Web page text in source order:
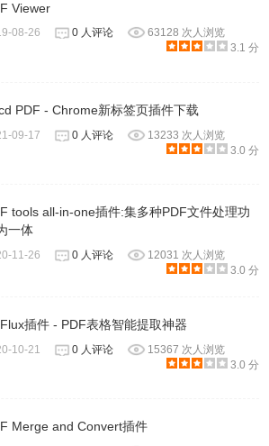
Viewer
08-26 0 人评论
63128 次人浏览
3.1 分
PDF - Chrome新标签页插件下载
09-17 0 人评论
13233 次人浏览
3.0 分
tools all-in-one插件:集多种PDF文件处理功
一体
11-26 0 人评论
12031 次人浏览
3.0 分
插件 - PDF表格智能提取神器
10-21 0 人评论
15367 次人浏览
3.0 分
Merge and Convert插件